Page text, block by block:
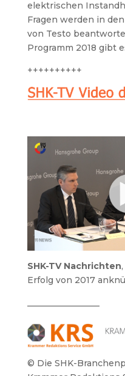
elektrischen
Fragen werden in
von Testo
Programm 2018 gibt
++++++++++
SHK-TV Nachrichten
Erfolg von 2017
© Die SHK-